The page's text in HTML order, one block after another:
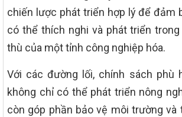
chiến lược phát triển hợp lý để đảm
có thể thích nghi và phát triển
thù của một tỉnh công nghiệp hóa.
Với các đường lối, chính sách phù
không chỉ có thể phát triển nông
còn góp phần bảo vệ môi trường và